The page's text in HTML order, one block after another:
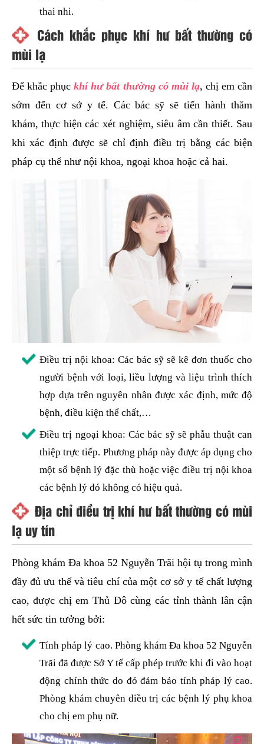
thai nhi.
Cách khắc phục khí hư bất thường có
mùi lạ
Để khắc phụckhí hư bất thường có mùi lạ, chị em cần
sớm đến cơ sở y tế. Các bác sỹ sẽ tiến hành thăm
khám, thực hiện các xét nghiệm, siêu âm cần thiết. Sau
khi xác định được sẽ chỉ định điều trị bằng các biện
pháp cụ thể như nội khoa, ngoại khoa hoặc cả hai.
Điều trị nội khoa: Các bác sỹ sẽ kê đơn thuốc cho
người bệnh với loại, liều lượng và liệu trình thích
hợp dựa trên nguyên nhân được xác định, mức độ
bệnh, điều kiện thể chất,…
Điều trị ngoại khoa: Các bác sỹ sẽ phẫu thuật can
thiệp trực tiếp. Phương pháp này được áp dụng cho
một số bệnh lý đặc thù hoặc việc điều trị nội khoa
các bệnh lý đó không có hiệu quả.
Địa chỉ điều trị khí hư bất thường có mùi
lạ uy tín
Phòng khám Đa khoa 52 Nguyễn Trãi hội tụ trong mình
đầy đủ ưu thế và tiêu chí của một cơ sở y tế chất lượng
cao, được chị em Thủ Đô cùng các tỉnh thành lân cận
hết sức tin tưởng bởi:
Tính pháp lý cao. Phòng khám Đa khoa 52 Nguyễn
Trãi đã được Sở Y tế cấp phép trước khi đi vào hoạt
động chính thức do đó đảm bảo tính pháp lý cao.
Phòng khám chuyên điều trị các bệnh lý phụ khoa
cho chị em phụ nữ.